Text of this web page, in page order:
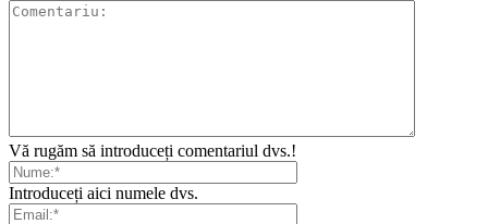
Vă rugăm să introduceți comentariul dvs.!
Introduceți aici numele dvs.